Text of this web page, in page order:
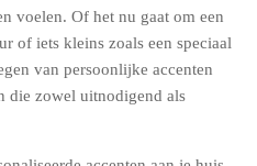
voelen. Of het nu gaat om een
of iets kleins zoals een speciaal
van persoonlijke accenten
die zowel uitnodigend als